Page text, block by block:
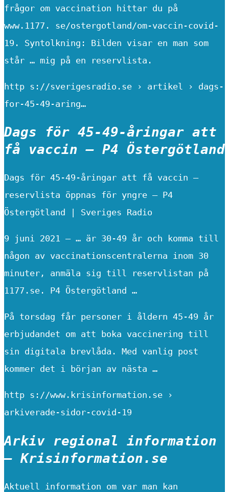
frågor om vaccination hittar du på
www.1177. se/ostergotland/om-vaccin-covid-
19. Syntolkning: Bilden visar en man som
står … mig på en reservlista.
http s://sverigesradio.se › artikel › dags-
for-45-49-aring…
Dags för 45-49-åringar att
få vaccin – P4 Östergötland
Dags för 45-49-åringar att få vaccin –
reservlista öppnas för yngre – P4
Östergötland | Sveriges Radio
9 juni 2021 — … är 30-49 år och komma till
någon av vaccinationscentralerna inom 30
minuter, anmäla sig till reservlistan på
1177.se. P4 Östergötland …
På torsdag får personer i åldern 45-49 år
erbjudandet om att boka vaccinering till
sin digitala brevlåda. Med vanlig post
kommer det i början av nästa …
http s://www.krisinformation.se ›
arkiverade-sidor-covid-19
Arkiv regional information
– Krisinformation.se
Aktuell information om var man kan